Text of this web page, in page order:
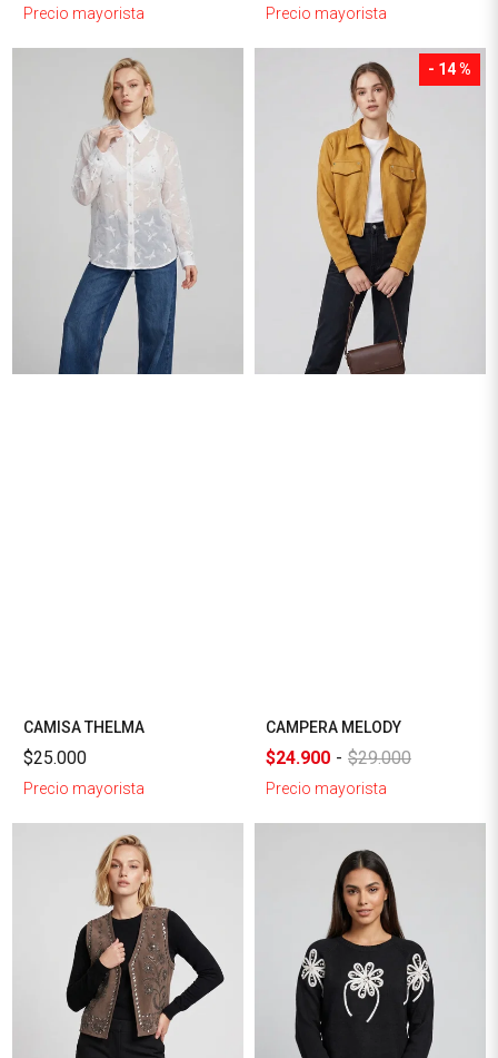
Precio mayorista Precio mayorista
CAMISA THELMA
$25.000
Precio mayorista
- 14 %
CAMPERA MELODY
$24.900 - $29.000
Precio mayorista